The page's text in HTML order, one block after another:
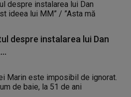
despre instalarea lui Dan